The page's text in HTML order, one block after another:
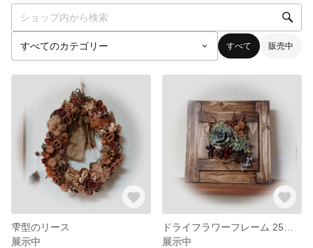
すべて 販売中
雫型のリース
展示中
展示中